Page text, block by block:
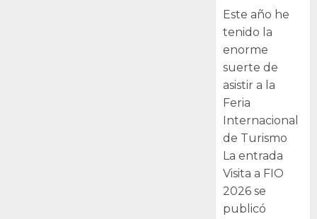
Este año he
tenido la
enorme
suerte de
asistir a la
Feria
Internacional
de Turismo
La entrada
Visita a FIO
2026 se
publicó